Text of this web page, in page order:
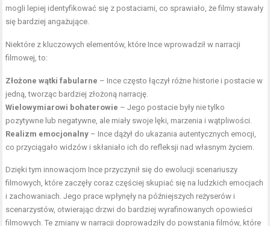
mogli lepiej identyfikować się z postaciami, co sprawiało, że filmy stawały
się bardziej angażujące.
Niektóre z kluczowych elementów, które Ince wprowadził w narracji
filmowej, to:
Złożone wątki fabularne – Ince często łączył różne historie i postacie w
jedną, tworząc bardziej złożoną narrację.
Wielowymiarowi bohaterowie – Jego postacie były nie tylko
pozytywne lub negatywne, ale miały swoje lęki, marzenia i wątpliwości.
Realizm emocjonalny – Ince dążył do ukazania autentycznych emocji,
co przyciągało widzów i skłaniało ich do refleksji nad własnym życiem.
Dzięki tym innowacjom Ince przyczynił się do ewolucji scenariuszy
filmowych, które zaczęły coraz częściej skupiać się na ludzkich emocjach
i zachowaniach. Jego prace wpłynęły na późniejszych reżyserów i
scenarzystów, otwierając drzwi do bardziej wyrafinowanych opowieści
filmowych. Te zmiany w narracji doprowadziły do powstania filmów, które